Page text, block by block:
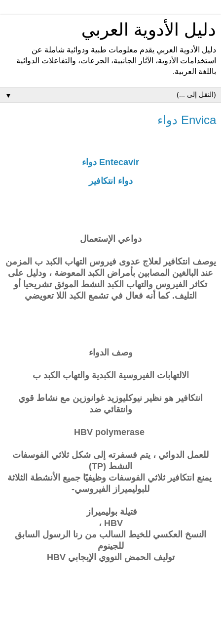
دليل الأدوية العربي
دليل الأدوية العربي يقدم معلومات طبية ودوائية شاملة عن
استخدامات الأدوية، الآثار الجانبية، الجرعات، والتفاعلات الدوائية
باللغة العربية.
▼
Envica دواء
Entecavir دواء
دواء انتكافير
دواعي الإستعمال
يوصف انتكافير لعلاج عدوى فيروس التهاب الكبد ب المزمن
عند البالغين المصابين بأمراض الكبد المعوضة ، ودليل على
تكاثر الفيروس والتهاب الكبد النشط الموثق تشريحيا أو
التليف. كما أنه فعال في تشمع الكبد اللا تعويضي
وصف الدواء
الالتهابات الفيروسية الكبدية والتهاب الكبد ب
انتكافير هو نظير نيوكليوزيد غوانوزين مع نشاط قوي
وانتقائي ضد
للعمل الدوائي ، يتم فسفرته إلى شكل ثلاثي الفوسفات
النشط (TP)
يمنع انتكافير ثلاثي الفوسفات وظيفيًا جميع الأنشطة الثلاثة
للبوليميراز الفيروسي-
فتيلة بوليميراز
HBV ،
النسخ العكسي للخيط السالب من رنا الرسول السابق
للجينوم
توليف الحمض النووي الإيجابي HBV